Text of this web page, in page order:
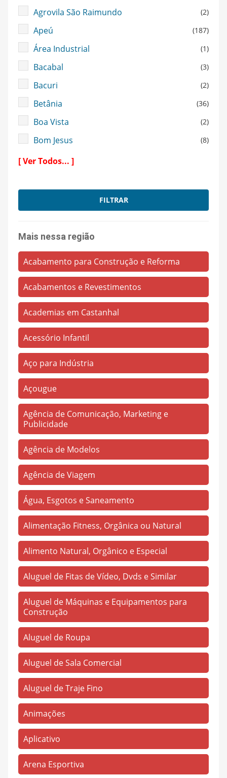
Agrovila São Raimundo (2)
Apeú (187)
Área Industrial (1)
Bacabal (3)
Bacuri (2)
Betânia (36)
Boa Vista (2)
Bom Jesus (8)
Caiçara
Cariri (23)
Castelo Branco
Centro (2064)
Cohab (5)
Cristo Redentor
Delivery (41)
Estrela (783)
Fonte Boa
Guia Médico
Heliolândia (1)
Ianetama (732)
Imperador
Imperial (6)
Iracema
Itaqui (2)
Jaderlândia (212)
Jardim Castanhal
José de Alencar
Jose de Alencar III (2)
Km 07 (1)
Km 76 Br316
Macapazinho (2)
Nova Olinda
Novo
Novo Estrela (59)
PA-136 (1)
Pacuquara
Pantanal (2)
Pirapora (254)
Propira
Rouxinol
[ Ver Todos... ]
FILTRAR
Mais nessa região
Acabamento para Construção e Reforma
Acabamentos e Revestimentos
Academias em Castanhal
Acessório Infantil
Aço para Indústria
Açougue
Agência de Comunicação, Marketing e
Publicidade
Agência de Modelos
Agência de Viagem
Água, Esgotos e Saneamento
Alimentação Fitness, Orgânica ou Natural
Alimento Natural, Orgânico e Especial
Aluguel de Fitas de Vídeo, Dvds e Similar
Aluguel de Máquinas e Equipamentos para
Construção
Aluguel de Roupa
Aluguel de Sala Comercial
Aluguel de Traje Fino
Animações
Aplicativo
Arena Esportiva